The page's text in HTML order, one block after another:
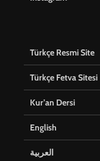
Türkçe Resmi Site
Türkçe Fetva Sitesi
Kur’an Dersi
English
العربية